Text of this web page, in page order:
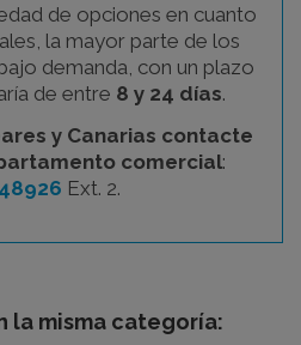
de opciones en cuanto
la mayor parte de los
demanda, con un plazo
de entre 8 y 24 días.
y Canarias contacte
comercial:
Ext. 2.
la misma categoría: